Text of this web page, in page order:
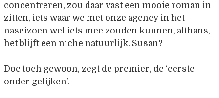
concentreren, zou daar vast een mooie roman in
zitten, iets waar we met onze agency in het
naseizoen wel iets mee zouden kunnen, althans,
het blijft een niche natuurlijk. Susan?
Doe toch gewoon, zegt de premier, de ‘eerste
onder gelijken’.